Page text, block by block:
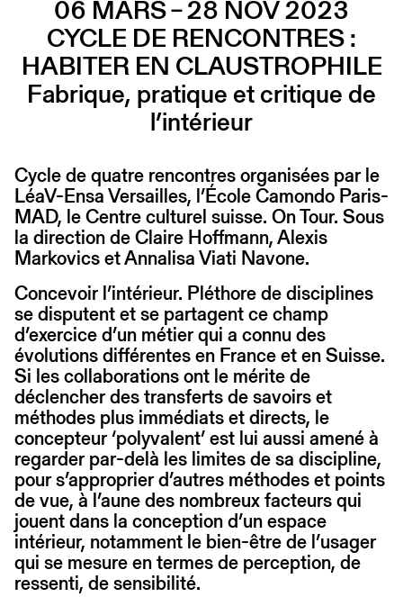
06 MARS – 28 NOV 2023
CYCLE DE RENCONTRES :
HABITER EN CLAUSTROPHILE
Fabrique, pratique et critique de
l’intérieur
Cycle de quatre rencontres organisées par le
LéaV-Ensa Versailles, l’École Camondo Paris-
MAD, le Centre culturel suisse. On Tour. Sous
la direction de Claire Hoffmann, Alexis
Markovics et Annalisa Viati Navone.
Concevoir l’intérieur. Pléthore de disciplines
se disputent et se partagent ce champ
d’exercice d’un métier qui a connu des
évolutions différentes en France et en Suisse.
Si les collaborations ont le mérite de
déclencher des transferts de savoirs et
méthodes plus immédiats et directs, le
concepteur ‘polyvalent’ est lui aussi amené à
regarder par-delà les limites de sa discipline,
pour s’approprier d’autres méthodes et points
de vue, à l’aune des nombreux facteurs qui
jouent dans la conception d’un espace
intérieur, notamment le bien-être de l’usager
qui se mesure en termes de perception, de
ressenti, de sensibilité.